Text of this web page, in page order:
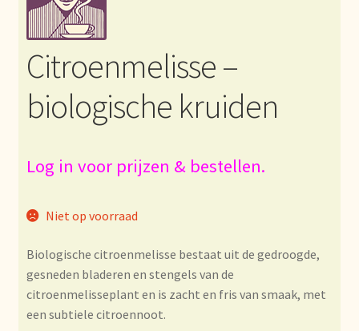
Bezahlung und Rabatte
Bienvenue dans notre commerce de gros de thé !
Bio-Zertifikate
Certificats biologiques
Commande et délai de livraison
Citroenmelisse –
biologische kruiden
Log in voor prijzen & bestellen.
Niet op voorraad
Biologische citroenmelisse bestaat uit de gedroogde,
gesneden bladeren en stengels van de
citroenmelisseplant en is zacht en fris van smaak, met
een subtiele citroennoot.